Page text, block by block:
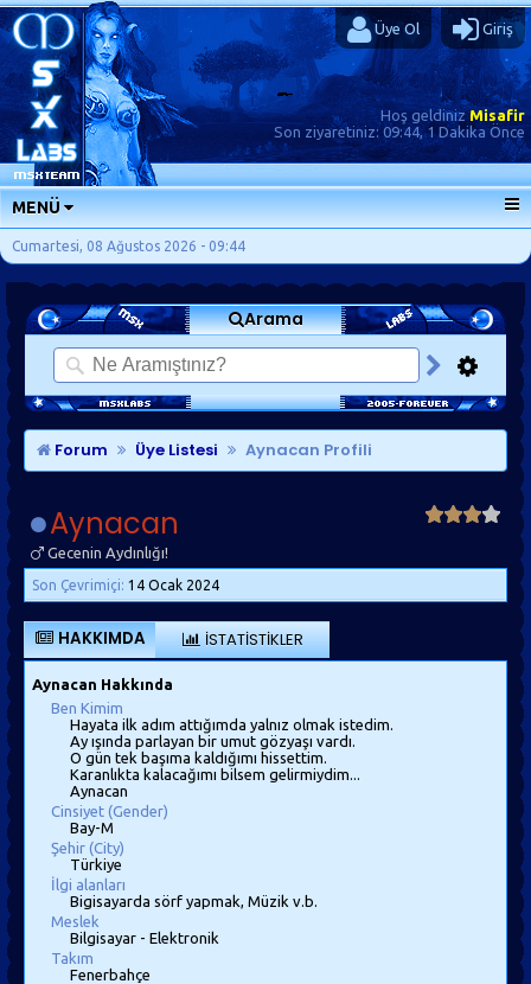
Üye Ol Giriş
Hoş geldinizMisafir
Son ziyaretiniz: 09:44, 1 Dakika Önce
MENÜ
ANA SAYFA
FORUMLAR
SORU-CEVAP
GÜNLÜKLER
SON MESAJLAR
KISAYOLLAR
Cumartesi, 08 Ağustos 2026 - 09:44
Arama
Forum Üye Listesi Aynacan Profili
Aynacan
Gecenin Aydınlığı!
Son Çevrimiçi: 14 Ocak 2024
HAKKIMDA İSTATISTIKLER
Aynacan Hakkında
Ben Kimim
Hayata ilk adım attığımda yalnız olmak istedim.
Ay ışında parlayan bir umut gözyaşı vardı.
O gün tek başıma kaldığımı hissettim.
Karanlıkta kalacağımı bilsem gelirmiydim...
Aynacan
Cinsiyet (Gender)
Bay-M
Şehir (City)
Türkiye
İlgi alanları
Bigisayarda sörf yapmak, Müzik v.b.
Meslek
Bilgisayar - Elektronik
Takım
Fenerbahçe